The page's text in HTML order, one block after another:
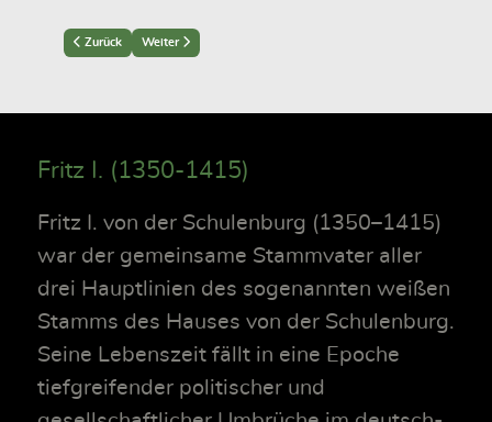
Previous article: Henning III (1587-1637)
Zurück Next article: Heinrich XI (1621-1691)
Weiter
Fritz I. (1350-1415)
Fritz I. von der Schulenburg (1350–1415)
war der gemeinsame Stammvater aller
drei Hauptlinien des sogenannten weißen
Stamms des Hauses von der Schulenburg.
Seine Lebenszeit fällt in eine Epoche
tiefgreifender politischer und